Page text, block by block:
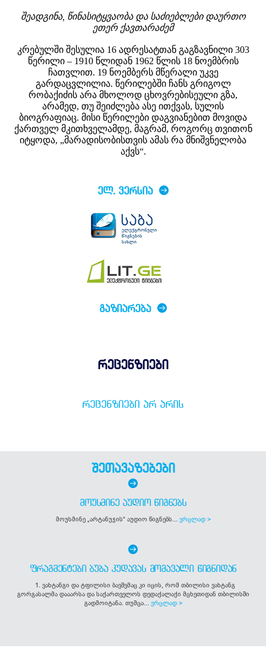
შეადგინა, წინასიტყვაობა და საძიებლები დაურთო
ეთერ ქავთარაძემ
კრებულში შესულია 16 ადრესატთან გაგზავნილი 303
წერილი – 1910 წლიდან 1962 წლის 18 ნოემბრის
ჩათვლით. 19 ნოემბერს მწერალი უკვე
გარდაცვლილია. წერილებში ჩანს გრიგოლ
რობაქიძის არა მხოლოდ ცხოვრებისეული გზა,
არამედ, თუ შეიძლება ასე ითქვას, სულის
ბიოგრაფიაც. მისი წერილები დაგვიანებით მოვიდა
ქართველ მკითხველამდე, მაგრამ, როგორც თვითონ
იტყოდა, „მარადისობისთვის ამას რა მნიშვნელობა
აქვს“.
ᲔᲚ. ᲕᲔᲠᲡᲘᲐ
ᲒᲐᲖᲘᲐᲠᲔᲑᲐ
რეცენზიები
ᲠᲔᲪᲔᲜᲖᲘᲔᲑᲘ ᲐᲠ ᲐᲠᲘᲡ
შეთავაზებები
ᲛᲝᲣᲡᲛᲘᲜᲔ ᲐᲣᲓᲘᲝ ᲬᲘᲒᲜᲔᲑᲡ
მოუსმინე „არტანუჯის“ აუდიო წიგნებს... ვრცლად >
ᲤᲠᲐᲒᲛᲔᲜᲢᲔᲑᲘ ᲑᲣᲑᲐ ᲙᲣᲓᲐᲕᲐᲡ ᲛᲝᲛᲐᲕᲐᲚᲘ ᲬᲘᲒᲜᲘᲓᲐᲜ
1. ვახტანგი და ტფილისი ბავშვმაც კი იცის, რომ თბილისი ვახტანგ
გორგასალმა დააარსა და საქართველოს დედაქალაქი მცხეთიდან თბილისში
გადმოიტანა. თუმცა... ვრცლად >